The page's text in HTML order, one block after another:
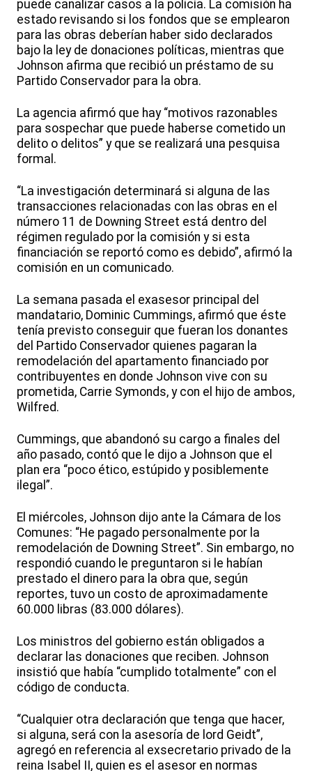
puede canalizar casos a la policía. La comisión ha
estado revisando si los fondos que se emplearon
para las obras deberían haber sido declarados
bajo la ley de donaciones políticas, mientras que
Johnson afirma que recibió un préstamo de su
Partido Conservador para la obra.
La agencia afirmó que hay “motivos razonables
para sospechar que puede haberse cometido un
delito o delitos” y que se realizará una pesquisa
formal.
“La investigación determinará si alguna de las
transacciones relacionadas con las obras en el
número 11 de Downing Street está dentro del
régimen regulado por la comisión y si esta
financiación se reportó como es debido”, afirmó la
comisión en un comunicado.
La semana pasada el exasesor principal del
mandatario, Dominic Cummings, afirmó que éste
tenía previsto conseguir que fueran los donantes
del Partido Conservador quienes pagaran la
remodelación del apartamento financiado por
contribuyentes en donde Johnson vive con su
prometida, Carrie Symonds, y con el hijo de ambos,
Wilfred.
Cummings, que abandonó su cargo a finales del
año pasado, contó que le dijo a Johnson que el
plan era “poco ético, estúpido y posiblemente
ilegal”.
El miércoles, Johnson dijo ante la Cámara de los
Comunes: “He pagado personalmente por la
remodelación de Downing Street”. Sin embargo, no
respondió cuando le preguntaron si le habían
prestado el dinero para la obra que, según
reportes, tuvo un costo de aproximadamente
60.000 libras (83.000 dólares).
Los ministros del gobierno están obligados a
declarar las donaciones que reciben. Johnson
insistió que había “cumplido totalmente” con el
código de conducta.
“Cualquier otra declaración que tenga que hacer,
si alguna, será con la asesoría de lord Geidt”,
agregó en referencia al exsecretario privado de la
reina Isabel II, quien es el asesor en normas